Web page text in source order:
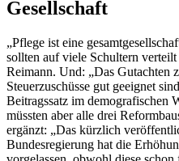
Gesellschaft
„Pflege ist eine
sollten auf viele Schultern
Reimann. Und: „Das Gutachten
Steuerzuschüsse gut geeignet
Beitragssatz im demografischen
müssten aber alle drei
ergänzt: „Das kürzlich
Bundesregierung hat die